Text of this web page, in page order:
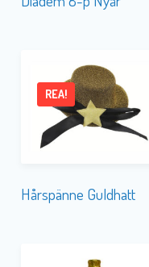
Hårspänne Guldhatt
REA!